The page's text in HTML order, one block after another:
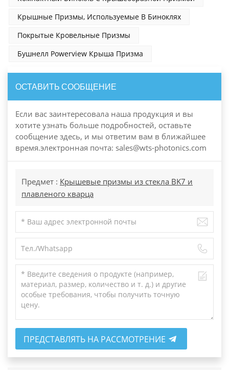
Крышные Призмы, Используемые В Биноклях
Покрытые Кровельные Призмы
Бушнелл Powerview Крыша Призма
ОСТАВИТЬ СООБЩЕНИЕ
Если вас заинтересовала наша продукция и вы
хотите узнать больше подробностей, оставьте
сообщение здесь, и мы ответим вам в ближайшее
время.электронная почта: sales@wts-photonics.com
Предмет : Крышевые призмы из стекла BK7 и
плавленого кварца
ПРЕДСТАВЛЯТЬ НА РАССМОТРЕНИЕ